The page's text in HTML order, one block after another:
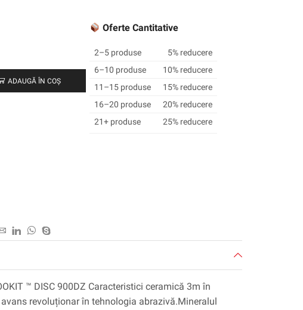
ADAUGĂ ÎN COȘ
Oferte Cantitative
2–5 produse
5% reducere
6–10 produse
10% reducere
11–15 produse
15% reducere
16–20 produse
20% reducere
21+ produse
25% reducere
™ DISC 900DZ Caracteristici ceramică 3m în
revoluționar în tehnologia abrazivă.Mineralul